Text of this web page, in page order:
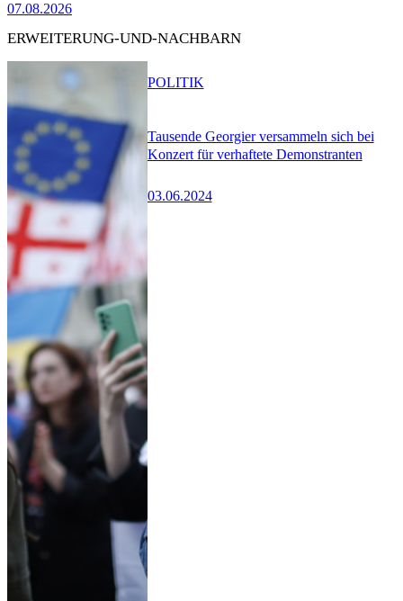
07.08.2026
ERWEITERUNG-UND-NACHBARN
Tausende Georgier versammeln sich bei
Konzert für verhaftete Demonstranten
03.06.2024
POLITIK